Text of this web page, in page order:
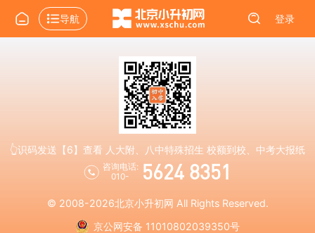
导航 登录
👆识码发送【6】查看 人大附、八中特殊招生 校额到校、中考大报纸
咨询电话:
010-
5624 8351
© 2008-2026北京小升初网 All Rights Reserved.
京公网安备 11010802039350号